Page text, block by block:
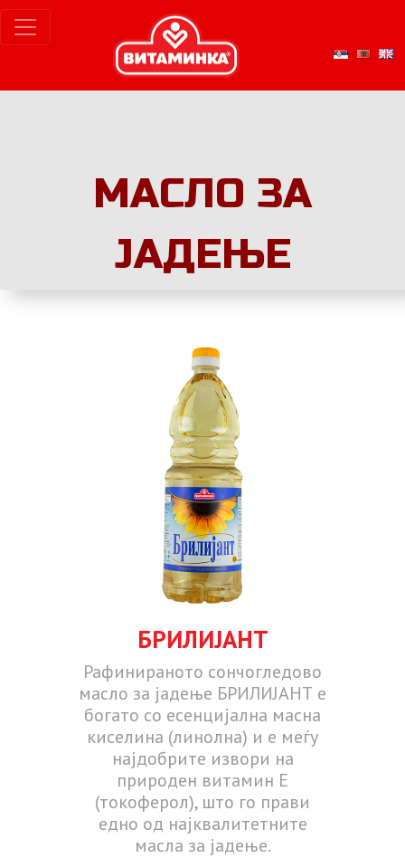
МАСЛО ЗА
ЈАДЕЊЕ
БРИЛИЈАНТ
Рафинираното сончогледово
масло за јадење БРИЛИЈАНТ е
богато со есенцијална масна
киселина (линолна) и е меѓу
најдобрите извори на
природен витамин Е
(токоферол), што го прави
едно од најквалитетните
масла за јадење.